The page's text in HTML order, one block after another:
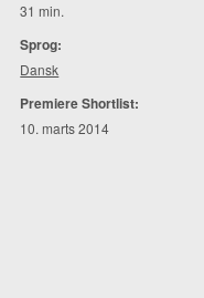
31 min.
Sprog:
Dansk
Premiere Shortlist:
10. marts 2014